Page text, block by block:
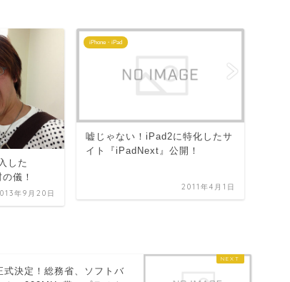
した
儀！
年9月20日
iPhone・iPad
嘘じゃない！iPad2に特化したサ
イト『iPadNext』公開！
2011年4月1日
式決定！総務省、ソフトバ